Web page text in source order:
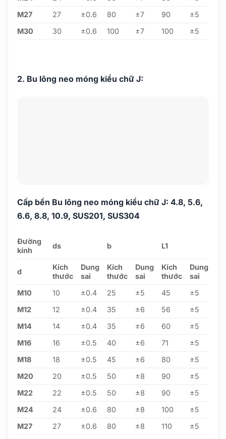
M27
27 ±0.6 80 ±7 90
±5
M30
30 ±0.6 100 ±7 100 ±5
2. Bu lông neo móng kiểu chữ J:
Cấp bền Bu lông neo móng kiểu chữ J: 4.8, 5.6,
6.6, 8.8, 10.9, SUS201, SUS304
Đường
kính
ds b L1
d
Kích
thước
Dung
sai
Kích
thước
Dung
sai
Kích
thước
Dung
sai
M10
10 ±0.4 25 ±5 45
±5
M12
12 ±0.4 35 ±6 56
±5
M14
14 ±0.4 35 ±6 60
±5
M16
16 ±0.5 40 ±6 71
±5
M18
18 ±0.5 45 ±6 80
±5
M20
20 ±0.5 50 ±8 90
±5
M22
22 ±0.5 50 ±8 90
±5
M24
24 ±0.6 80 ±8 100
±5
M27
27 ±0.6 80 ±8 110
±5